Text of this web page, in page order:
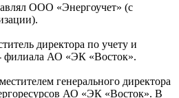
ООО «Энергоучет» (с
директора по учету и
филиала АО «ЭК «Восток».
генерального директора
АО «ЭК «Восток». В